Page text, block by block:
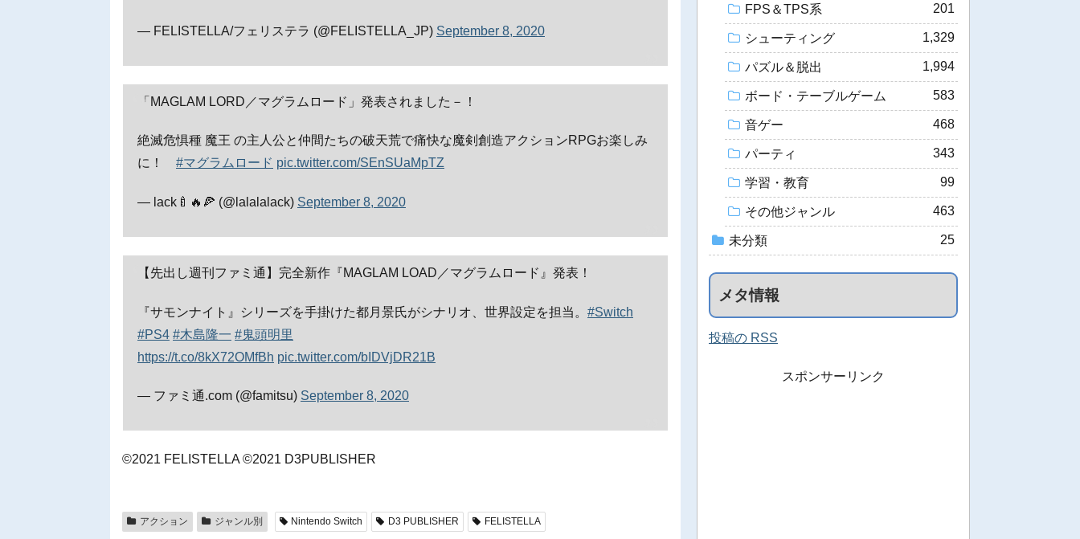
— FELISTELLA/フェリステラ (@FELISTELLA_JP) September 8, 2020
「MAGLAM LORD／マグラムロード」発表されました－！
絶滅危惧種 魔王 の主人公と仲間たちの破天荒で痛快な魔剣創造アクションRPGお楽しみ
に！ #マグラムロード pic.twitter.com/SEnSUaMpTZ
— lack🍼🔥🍕 (@lalalalack) September 8, 2020
【先出し週刊ファミ通】完全新作『MAGLAM LOAD／マグラムロード』発表！
『サモンナイト』シリーズを手掛けた都月景氏がシナリオ、世界設定を担当。 #Switch
#PS4 #木島隆一 #鬼頭明里
https://t.co/8kX72OMfBh pic.twitter.com/bIDVjDR21B
— ファミ通.com (@famitsu) September 8, 2020
©2021 FELISTELLA ©2021 D3PUBLISHER
アクション ジャンル別 Nintendo Switch D3 PUBLISHER FELISTELLA
FPS＆TPS系 201
シューティング 1,329
パズル＆脱出 1,994
ボード・テーブルゲーム 583
音ゲー 468
パーティ 343
学習・教育 99
その他ジャンル 463
未分類 25
メタ情報
投稿の RSS
スポンサーリンク